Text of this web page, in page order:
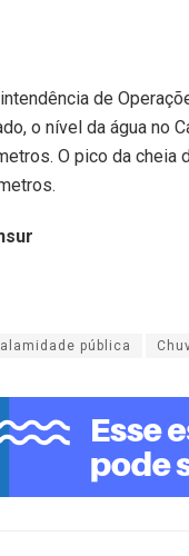
de
o nível da água no
O pico da
pública